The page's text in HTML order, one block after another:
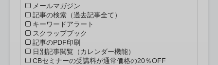
メールマガジン
記事の検索（過去記事全て）
キーワードアラート
スクラップブック
記事のPDF印刷
日別記事閲覧（カレンダー機能）
CBセミナーの受講料が通常価格の20％OFF